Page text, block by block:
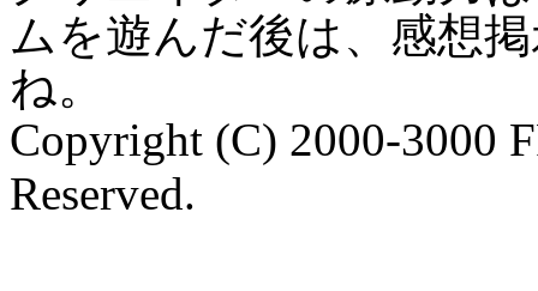
ムを遊んだ後は、感想
ね。
Copyright (C) 2000-3000
Reserved.